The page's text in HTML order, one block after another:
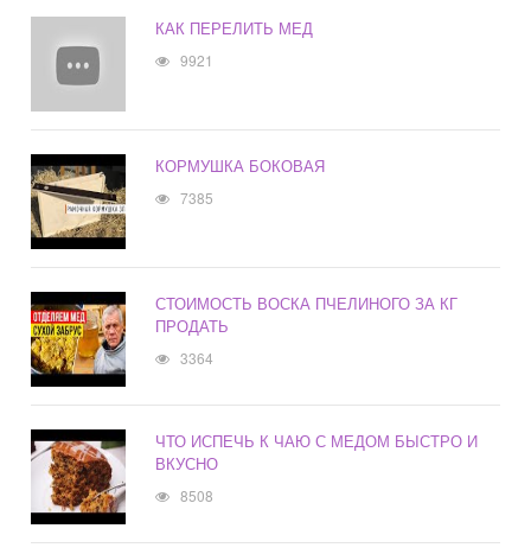
КАК ПЕРЕЛИТЬ МЕД
9921
КОРМУШКА БОКОВАЯ
7385
СТОИМОСТЬ ВОСКА ПЧЕЛИНОГО ЗА КГ
ПРОДАТЬ
3364
ЧТО ИСПЕЧЬ К ЧАЮ С МЕДОМ БЫСТРО И
ВКУСНО
8508